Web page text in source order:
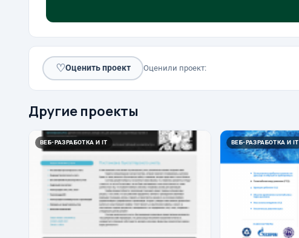
♡Оценить проект Оценили проект:
Другие проекты
ВЕБ-РАЗРАБОТКА И IT ВЕБ-РАЗРАБОТКА И IT